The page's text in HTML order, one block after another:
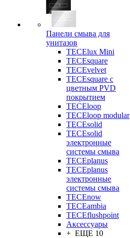
Панели смыва для
унитазов
TECElux Mini
TECEsquare
TECEvelvet
TECEsquare с
цветным PVD
покрытием
TECEloop
TECEloop modular
TECEsolid
TECEsolid
электронные
системы смыва
TECEplanus
TECEplanus
электронные
системы смыва
TECEnow
TECEambia
TECEflushpoint
Аксессуары
+ ЕЩЕ 10